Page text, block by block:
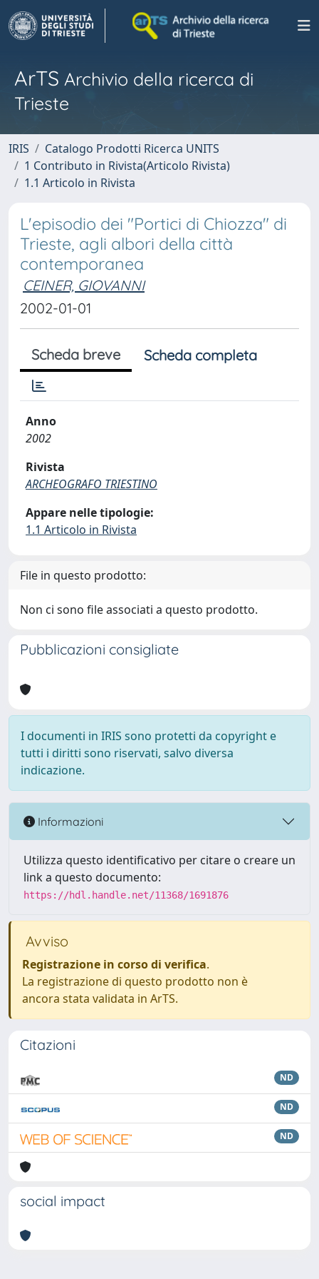
ArTS Archivio della ricerca di
Trieste
IRIS
Catalogo Prodotti Ricerca UNITS
1 Contributo in Rivista(Articolo Rivista)
1.1 Articolo in Rivista
L'episodio dei "Portici di Chiozza" di
Trieste, agli albori della città
contemporanea
CEINER, GIOVANNI
2002-01-01
Scheda breve Scheda completa
Anno
2002
Rivista
ARCHEOGRAFO TRIESTINO
Appare nelle tipologie:
1.1 Articolo in Rivista
File in questo prodotto:
Non ci sono file associati a questo prodotto.
Pubblicazioni consigliate
I documenti in IRIS sono protetti da copyright e
tutti i diritti sono riservati, salvo diversa
indicazione.
Informazioni
Utilizza questo identificativo per citare o creare un
link a questo documento:
https://hdl.handle.net/11368/1691876
Avviso
Registrazione in corso di verifica.
La registrazione di questo prodotto non è
ancora stata validata in ArTS.
Citazioni
ND
ND
ND
social impact